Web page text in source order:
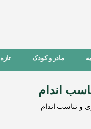
مادر و کودک
اندام
و تناسب اندام